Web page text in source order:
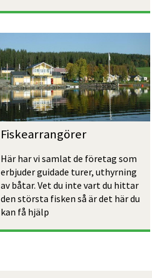
Fiskearrangörer
Här har vi samlat de företag som
erbjuder guidade turer, uthyrning
av båtar. Vet du inte vart du hittar
den största fisken så är det här du
kan få hjälp